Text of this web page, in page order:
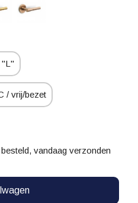
"L"
/ vrij/bezet
vandaag verzonden